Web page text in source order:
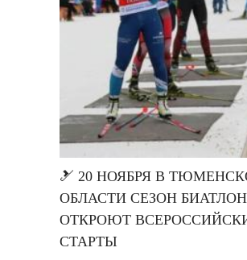
🎿 20 НОЯБРЯ В
ОБЛАСТИ СЕЗОН
ОТКРОЮТ
СТАРТЫ